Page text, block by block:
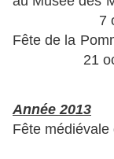
7
Fête
21
Année 2013
Fête
15 /